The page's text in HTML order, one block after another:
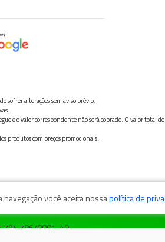
sofrer alterações sem aviso prévio.
e o valor correspondente não será cobrado. O valor total
produtos com preços promocionais.
0001-40
você aceita nossapolítica de